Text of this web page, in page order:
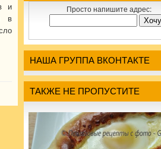
и
в
Просто напишите адрес:
НАША ГРУППА ВКОНТАКТЕ
ТАКЖЕ НЕ ПРОПУСТИТЕ